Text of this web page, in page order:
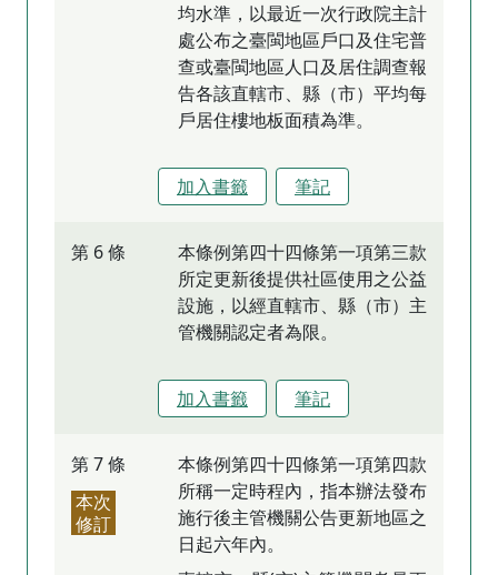
均水準，以最近一次行政院主計
處公布之臺閩地區戶口及住宅普
查或臺閩地區人口及居住調查報
告各該直轄市、縣（市）平均每
戶居住樓地板面積為準。
加入書籤 筆記
第 6 條
本條例第四十四條第一項第三款
所定更新後提供社區使用之公益
設施，以經直轄市、縣（市）主
管機關認定者為限。
加入書籤 筆記
第 7 條
本次
修訂
本條例第四十四條第一項第四款
所稱一定時程內，指本辦法發布
施行後主管機關公告更新地區之
日起六年內。